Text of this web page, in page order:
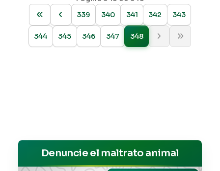
339
340 341 342 343
344 345 346 347 348
Denuncie el maltrato animal